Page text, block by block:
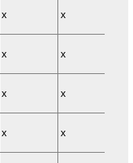
x x
x x
x x
x x